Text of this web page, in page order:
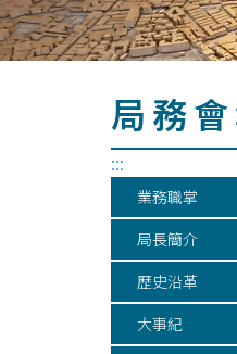
局務
:::
業務職掌
局長簡介
歷史沿革
大事紀